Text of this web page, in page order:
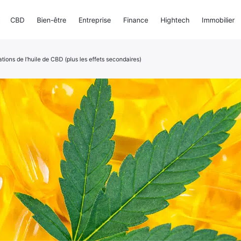
de l’huile de CBD (plus les effets secondaires)
CBD Bien-être Entreprise Finance Hightech Immobilier